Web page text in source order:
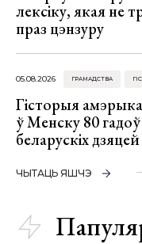
лексіку, якая не
праз цэнзуру
05.08.2026 ГРАМАДСТВА
Гісторыя
ў Менску 80
беларускіх дзяцей
ЧЫТАЦЬ ЯШЧЭ